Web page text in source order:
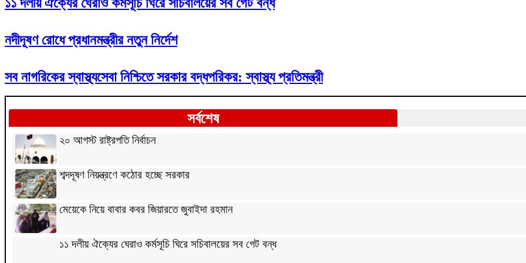
নদীদূষণ রোধে প্রধানমন্ত্রীর নতুন নির্দেশ
সব নাগরিকের স্বাস্থ্যসেবা নিশ্চিতে সরকার বদ্ধপরিকর: স্বাস্থ্য প্রতিমন্ত্রী
সর্বশেষ
২০ আগস্ট রাষ্ট্রপতি নির্বাচন
শব্দদূষণ নিয়ন্ত্রণে কঠোর হচ্ছে সরকার
মেয়েকে নিয়ে বাবার কবর জিয়ারতে জুবাইদা রহমান
১১ দলীয় ঐক্যের ঘেরাও কর্মসূচি ঘিরে সচিবালয়ের সব গেট বন্ধ